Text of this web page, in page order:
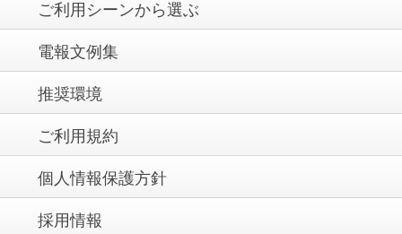
ご利用シーンから選ぶ
電報文例集
推奨環境
ご利用規約
個人情報保護方針
採用情報